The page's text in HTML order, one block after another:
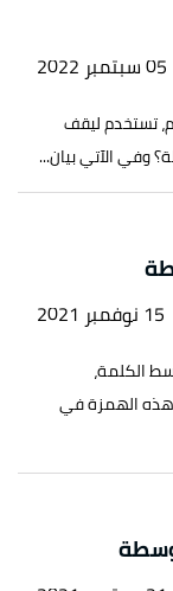
05 سبتمبر 2022
تستخدم ليقف
15 نوفمبر 2021
الكلمة،
الهمزة في